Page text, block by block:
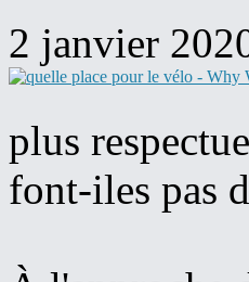
2 janvier
plus
font-iles pas